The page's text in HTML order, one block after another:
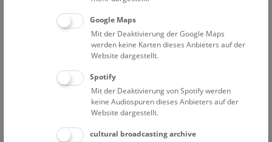
Google Maps
Mit der Deaktivierung der Google Maps
werden keine Karten dieses Anbieters auf der
Website dargestellt.
Spotify
Mit der Deaktivierung von Spotify werden
keine Audiospuren dieses Anbieters auf der
Website dargestellt.
cultural broadcasting archive